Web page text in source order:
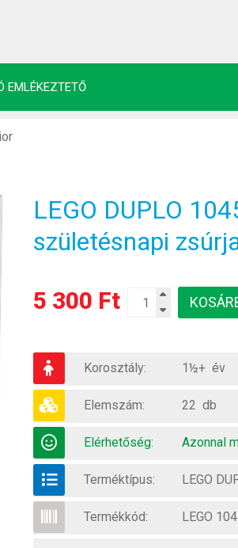
EMLÉKEZTETŐ
LEGO DUPLO
születésnapi
5 300 Ft
Korosztály: 1½+ év
Elemszám: 22 db
Elérhetőség: Azonnal
Terméktípus: LEGO
Termékkód: LEGO